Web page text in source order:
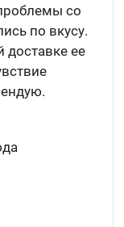
со
по вкусу.
доставке ее